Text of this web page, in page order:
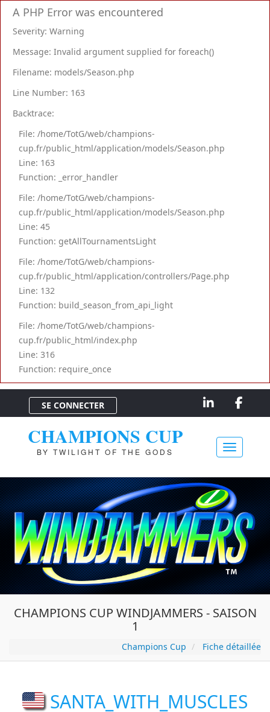
A PHP Error was encountered
Severity: Warning
Message: Invalid argument supplied for foreach()
Filename: models/Season.php
Line Number: 163
Backtrace:
File: /home/TotG/web/champions-
cup.fr/public_html/application/models/Season.php
Line: 163
Function: _error_handler
File: /home/TotG/web/champions-
cup.fr/public_html/application/models/Season.php
Line: 45
Function: getAllTournamentsLight
File: /home/TotG/web/champions-
cup.fr/public_html/application/controllers/Page.php
Line: 132
Function: build_season_from_api_light
File: /home/TotG/web/champions-
cup.fr/public_html/index.php
Line: 316
Function: require_once
SE CONNECTER
CHAMPIONS CUP
BY TWILIGHT OF THE GODS
CHAMPIONS CUP WINDJAMMERS - SAISON
1
Champions Cup Fiche détaillée
SANTA_WITH_MUSCLES